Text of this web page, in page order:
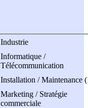
Industrie
Informatique /
Télécommunication
Installation / Maintenance
Marketing / Stratégie
commerciale